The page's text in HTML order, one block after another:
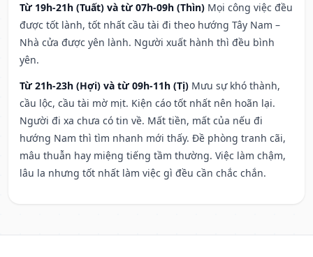
Từ 19h-21h (Tuất) và từ 07h-09h (Thìn) Mọi công việc đều
được tốt lành, tốt nhất cầu tài đi theo hướng Tây Nam –
Nhà cửa được yên lành. Người xuất hành thì đều bình
yên.
Từ 21h-23h (Hợi) và từ 09h-11h (Tị) Mưu sự khó thành,
cầu lộc, cầu tài mờ mịt. Kiện cáo tốt nhất nên hoãn lại.
Người đi xa chưa có tin về. Mất tiền, mất của nếu đi
hướng Nam thì tìm nhanh mới thấy. Đề phòng tranh cãi,
mâu thuẫn hay miệng tiếng tầm thường. Việc làm chậm,
lâu la nhưng tốt nhất làm việc gì đều cần chắc chắn.